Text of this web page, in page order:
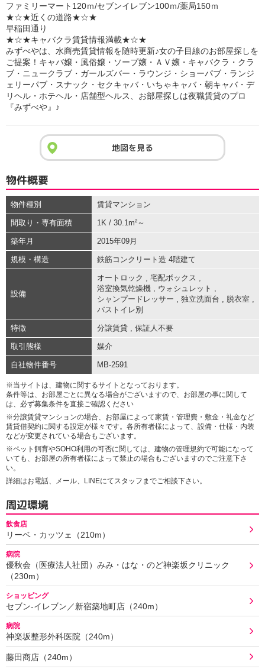
ファミリーマート120ｍ/セブンイレブン100ｍ/薬局150ｍ
★☆★近くの道路★☆★
早稲田通り
★☆★キャバクラ賃貸情報満載★☆★
みずべやは、水商売賃貸情報を随時更新♪女の子目線のお部屋探しを
ご提案！キャバ嬢・風俗嬢・ソープ嬢・ＡＶ嬢・キャバクラ・クラ
ブ・ニュークラブ・ガールズバー・ラウンジ・ショーパブ・ランジ
ェリーパブ・スナック・セクキャバ・いちゃキャバ・朝キャバ・デ
リヘル・ホテヘル・店舗型ヘルス、お部屋探しは夜職賃貸のプロ
『みずべや』♪
地図を見る
物件概要
物件種別 賃貸マンション
間取り・専有面積 1K / 30.1m²～
築年月 2015年09月
規模・構造 鉄筋コンクリート造 4階建て
設備
オートロック , 宅配ボックス ,
浴室換気乾燥機 , ウォシュレット ,
シャンプードレッサー , 独立洗面台 , 脱衣室 ,
バストイレ別
特徴 分譲賃貸 , 保証人不要
取引態様 媒介
自社物件番号 MB-2591
※当サイトは、建物に関するサイトとなっております。
条件等は、お部屋ごとに異なる場合がございますので、お部屋の事に関して
は、必ず募集条件を直接ご確認ください
※分譲賃貸マンションの場合、お部屋によって家賃・管理費・敷金・礼金など
賃貸借契約に関する設定が様々です。各所有者様によって、設備・仕様・内装
などが変更されている場合もございます。
※ペット飼育やSOHO利用の可否に関しては、建物の管理規約で可能になって
いても、お部屋の所有者様によって禁止の場合もございますのでご注意下さ
い。
詳細はお電話、メール、LINEにてスタッフまでご相談下さい。
周辺環境
飲食店
リーベ・カッツェ（210m）
病院
優秋会（医療法人社団）みみ・はな・のど神楽坂クリニック
（230m）
ショッピング
セブン‐イレブン／新宿築地町店（240m）
病院
神楽坂整形外科医院（240m）
藤田商店（240m）